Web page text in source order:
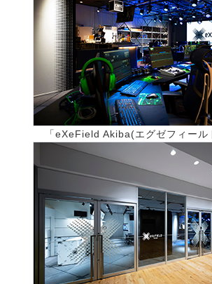
「eXeField Akiba(エグゼフィール